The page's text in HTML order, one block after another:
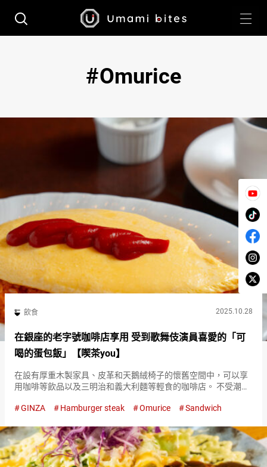
Omurice
飲食 2025.10.28
在銀座的老字號咖啡店享用 受到歌舞伎演員喜愛的「可
喝的蛋包飯」【喫茶you】
在設有厚重木製家具、皮革和天鵝絨椅子的懷舊空間中，可以享
用咖啡等飲品以及三明治和義大利麵等輕食的咖啡店。 不受潮流
東銀座站附近的『喫茶you（Kissa You）』，是一家在熱鬧街
GINZA Hamburger steak Omurice Sandwich